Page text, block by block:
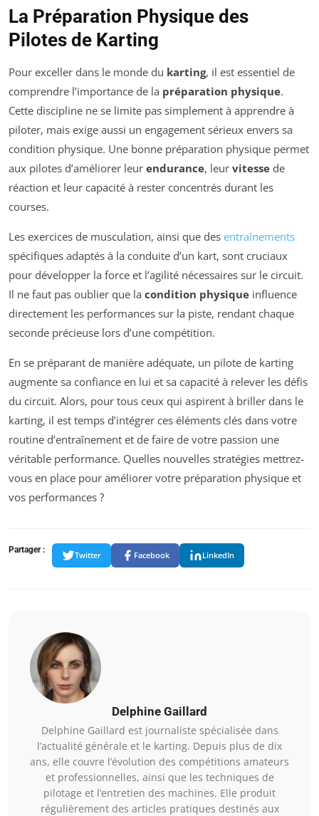
La Préparation Physique des
Pilotes de Karting
Pour exceller dans le monde du karting, il est essentiel de
comprendre l’importance de la préparation physique.
Cette discipline ne se limite pas simplement à apprendre à
piloter, mais exige aussi un engagement sérieux envers sa
condition physique. Une bonne préparation physique permet
aux pilotes d’améliorer leur endurance, leur vitesse de
réaction et leur capacité à rester concentrés durant les
courses.
Les exercices de musculation, ainsi que des entraînements
spécifiques adaptés à la conduite d’un kart, sont cruciaux
pour développer la force et l’agilité nécessaires sur le circuit.
Il ne faut pas oublier que la condition physique influence
directement les performances sur la piste, rendant chaque
seconde précieuse lors d’une compétition.
En se préparant de manière adéquate, un pilote de karting
augmente sa confiance en lui et sa capacité à relever les défis
du circuit. Alors, pour tous ceux qui aspirent à briller dans le
karting, il est temps d’intégrer ces éléments clés dans votre
routine d’entraînement et de faire de votre passion une
véritable performance. Quelles nouvelles stratégies mettrez-
vous en place pour améliorer votre préparation physique et
vos performances ?
Partager :
Twitter Facebook LinkedIn
Delphine Gaillard
Delphine Gaillard est journaliste spécialisée dans
l’actualité générale et le karting. Depuis plus de dix
ans, elle couvre l’évolution des compétitions amateurs
et professionnelles, ainsi que les techniques de
pilotage et l’entretien des machines. Elle produit
régulièrement des articles pratiques destinés aux